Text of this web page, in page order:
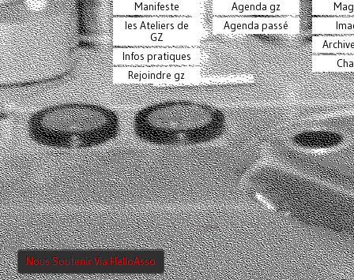
Manifeste
les Ateliers de
GZ
Infos pratiques
Rejoindre gz
Agenda gz
Agenda passé
Nous Soutenir Via HelloAsso